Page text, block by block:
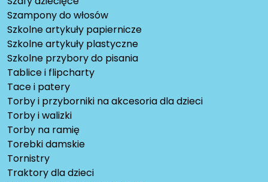
Szampony do włosów
Szkolne artykuły papiernicze
Szkolne artykuły plastyczne
Szkolne przybory do pisania
Tablice i flipcharty
Tace i patery
Torby i przyborniki na akcesoria dla dzieci
Torby i walizki
Torby na ramię
Torebki damskie
Tornistry
Traktory dla dzieci